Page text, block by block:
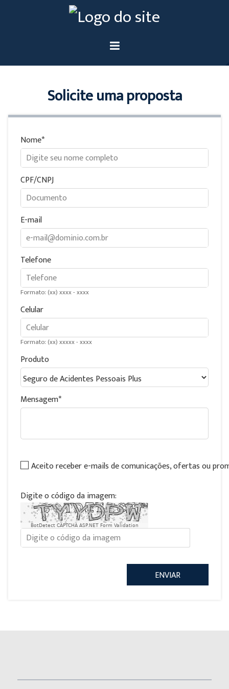
Solicite uma proposta
Nome
CPF/CNPJ
E-mail
Telefone
Formato: (xx) xxxx - xxxx
Celular
Formato: (xx) xxxxx - xxxx
Produto
Mensagem
Aceito receber e-mails de comunicações, ofertas ou
Digite o código da imagem:
BotDetect CAPTCHA ASP.NET Form Validation
ENVIAR